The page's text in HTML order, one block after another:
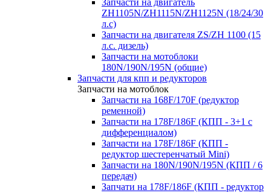
Запчасти на двигатель
ZH1105N/ZH1115N/ZH1125N (18/24/30
л.с)
Запчасти на двигателя ZS/ZH 1100 (15
л.с. дизель)
Запчасти на мотоблоки
180N/190N/195N (общие)
Запчасти для кпп и редукторов
Запчасти на мотоблок
Запчасти на 168F/170F (редуктор
ременной)
Запчасти на 178F/186F (КПП - 3+1 с
дифференциалом)
Запчасти на 178F/186F (КПП -
редуктор шестеренчатый Mini)
Запчасти на 180N/190N/195N (КПП / 6
передач)
Запчати на 178F/186F (КПП - редуктор